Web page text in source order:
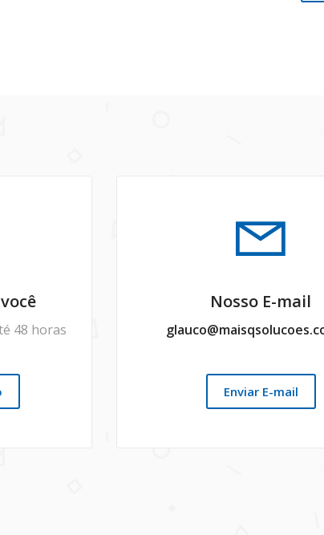
48 horas
Nosso E-mail
Enviar E-mail